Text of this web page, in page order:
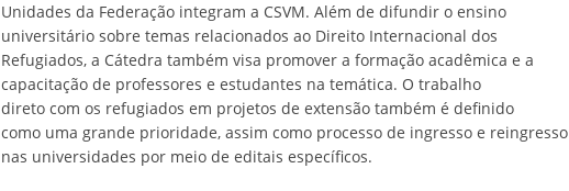
Unidades da Federação integram a CSVM. Além de difundir o ensino
universitário sobre temas relacionados ao Direito Internacional dos
Refugiados, a Cátedra também visa promover a formação acadêmica e a
capacitação de professores e estudantes na temática. O trabalho
direto com os refugiados em projetos de extensão também é definido
como uma grande prioridade, assim como processo de ingresso e reingresso
nas universidades por meio de editais específicos.